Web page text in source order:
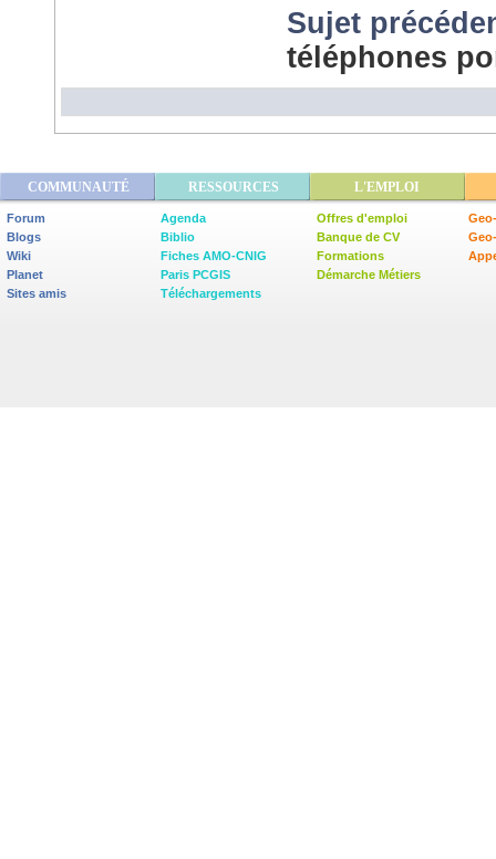
Sujet
téléphones
COMMUNAUTÉ RESSOURCES L'EMPLOI
Forum
Blogs
Wiki
Planet
Sites amis
Agenda
Biblio
Fiches AMO-CNIG
Paris PCGIS
Téléchargements
Offres d'emploi
Banque de CV
Formations
Démarche Métiers